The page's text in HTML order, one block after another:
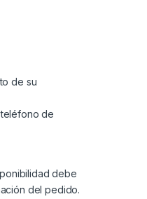
de su
de
debe
del pedido.